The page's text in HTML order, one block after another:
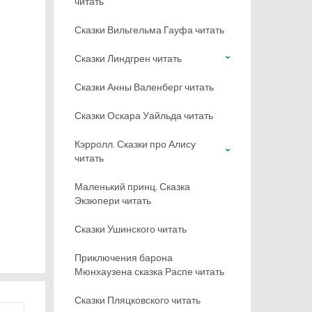
Сказки Вильгельма Гауфа читать
Сказки Линдгрен читать
Сказки Анны Валенберг читать
Сказки Оскара Уайльда читать
Кэрролл. Сказки про Алису
читать
Маленький принц. Сказка
Экзюпери читать
Сказки Ушинского читать
Приключения барона
Мюнхаузена сказка Распе читать
Сказки Пляцковского читать